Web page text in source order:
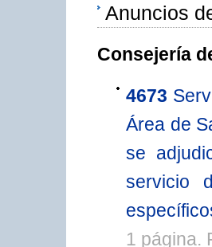
Anuncios
Consejería
4673
Área de
se
servicio
1 página.